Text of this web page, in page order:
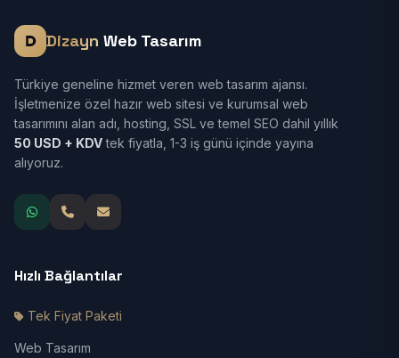
Dizayn Web Tasarım
Türkiye geneline hizmet veren web tasarım ajansı.
İşletmenize özel hazır web sitesi ve kurumsal web
tasarımını alan adı, hosting, SSL ve temel SEO dahil yıllık
50 USD + KDVtek fiyatla, 1-3 iş günü içinde yayına
alıyoruz.
Hızlı Bağlantılar
Tek Fiyat Paketi
Web Tasarım